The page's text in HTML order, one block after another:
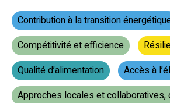
Contribution à la transition
Compétitivité et efficience
Qualité d’alimentation
Accès à
Approches locales et